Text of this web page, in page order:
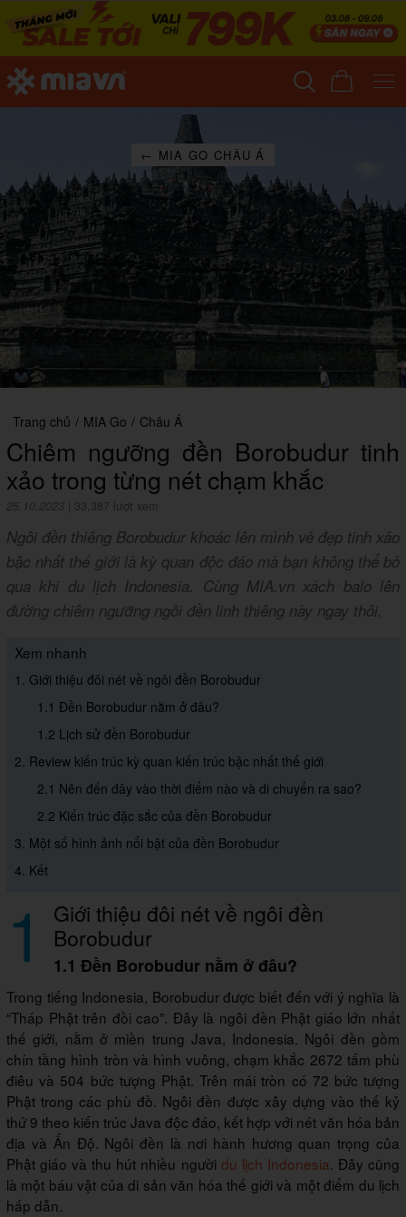
← MIA GO CHÂU Á
Trang chủ / MIA Go / Châu Á
Chiêm ngưỡng đền Borobudur tinh
xảo trong từng nét chạm khắc
25.10.2023 33,387 lượt xem
Ngôi đền thiêng Borobudur khoác lên mình vẻ đẹp tinh xảo
bậc nhất thế giới là kỳ quan độc đáo mà bạn không thể bỏ
qua khi du lịch Indonesia. Cùng MIA.vn xách balo lên
đường chiêm ngưỡng ngôi đền linh thiêng này ngay thôi.
Xem nhanh
1. Giới thiệu đôi nét về ngôi đền Borobudur
1.1 Đền Borobudur nằm ở đâu?
1.2 Lịch sử đền Borobudur
2. Review kiến trúc kỳ quan kiến trúc bậc nhất thế giới
2.1 Nên đến đây vào thời điểm nào và di chuyển ra sao?
2.2 Kiến trúc đặc sắc của đền Borobudur
3. Một số hình ảnh nổi bật của đền Borobudur
4. Kết
1 Giới thiệu đôi nét về ngôi đền
Borobudur
1.1 Đền Borobudur nằm ở đâu?
Trong tiếng Indonesia, Borobudur được biết đến với ý nghĩa là
“Tháp Phật trên đồi cao”. Đây là ngôi đền Phật giáo lớn nhất
thế giới, nằm ở miền trung Java, Indonesia. Ngôi đền gồm
chín tầng hình tròn và hình vuông, chạm khắc 2672 tấm phù
điêu và 504 bức tượng Phật. Trên mái tròn có 72 bức tượng
Phật trong các phù đồ. Ngôi đền được xây dựng vào thế kỷ
thứ 9 theo kiến trúc Java độc đáo, kết hợp với nét văn hóa bản
địa và Ấn Độ. Ngôi đền là nơi hành hương quan trọng của
Phật giáo và thu hút nhiều người du lịch Indonesia. Đây cũng
là một báu vật của di sản văn hóa thế giới và một điểm du lịch
hấp dẫn.